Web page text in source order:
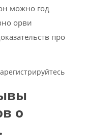
можно год
орви
про
о